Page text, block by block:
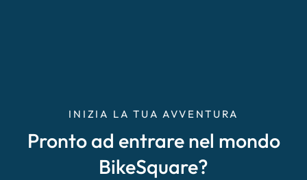
INIZIA LA TUA AVVENTURA
Pronto ad entrare nel mondo
BikeSquare?